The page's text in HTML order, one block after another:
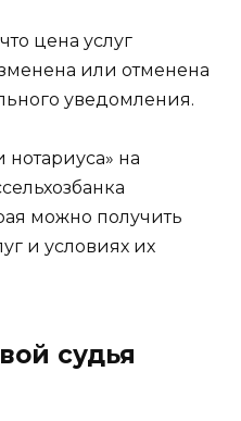
цена услуг
или отменена
уведомления.
нотариуса» на
можно получить
и условиях их
судья